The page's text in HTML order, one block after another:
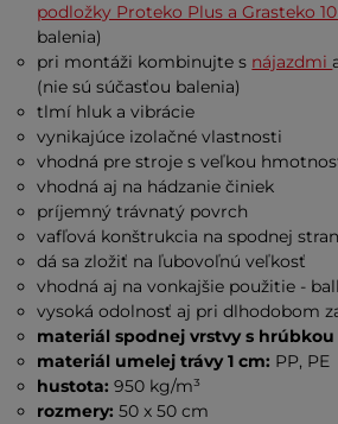
podložky Proteko Plus a Grasteko
balenia)
pri montáži kombinujte s nájazdmi
(nie sú súčasťou balenia)
tlmí hluk a vibrácie
vynikajúce izolačné vlastnosti
vhodná pre stroje s veľkou
vhodná aj na hádzanie činiek
príjemný trávnatý povrch
vafľová konštrukcia na spodnej
dá sa zložiť na ľubovoľnú veľkosť
vhodná aj na vonkajšie použitie -
vysoká odolnosť aj pri dlhodobom
materiál spodnej vrstvy s hrúbkou
materiál umelej trávy 1 cm: PP, PE
hustota: 950 kg/m³
rozmery:50 x 50 cm